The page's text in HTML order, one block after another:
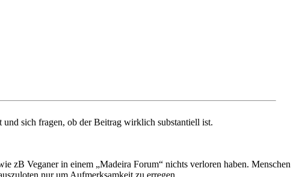
sich fragen, ob der Beitrag wirklich substantiell ist.
zB Veganer in einem „Madeira Forum“ nichts verloren haben. Menschen
nur um Aufmerksamkeit zu erregen.